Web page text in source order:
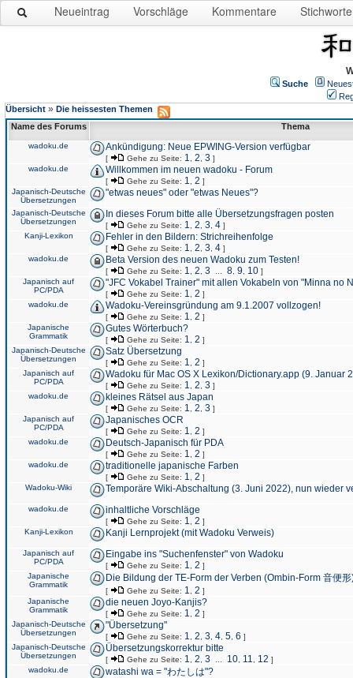
Neueintrag Vorschläge Kommentare Stichworte
Suche
Übersicht » Die heissesten Themen
Name des Forums
Thema
wadoku.de Ankündigung: Neue EPWING-Version verfügbar
[ Gehe zu Seite: 1 2 3 ]
wadoku.de
Willkommen im neuen wadoku - Forum
[ Gehe zu Seite: 1 2 ]
Japanisch-Deutsche
Übersetzungen
"etwas neues" oder "etwas Neues"?
Japanisch-Deutsche
Übersetzungen
In dieses Forum bitte alle Übersetzungsfragen posten
[ Gehe zu Seite: 1 2 3 4 ]
Kanji-Lexikon
Fehler in den Bildern: Strichreihenfolge
[ Gehe zu Seite: 1 2 3 4 ]
wadoku.de
Beta Version des neuen Wadoku zum Testen!
[ Gehe zu Seite: 1 2 3 8 9 10 ]
Japanisch auf
PC/PDA
"JFC Vokabel Trainer" mit allen Vokabeln von "Minna no
[ Gehe zu Seite: 1 2 ]
wadoku.de
Wadoku-Vereinsgründung am 9.1.2007 vollzogen!
[ Gehe zu Seite: 1 2 ]
Japanische
Grammatik
Gutes Wörterbuch?
[ Gehe zu Seite: 1 2 ]
Japanisch-Deutsche
Übersetzungen
Satz Übersetzung
[ Gehe zu Seite: 1 2 ]
Japanisch auf
PC/PDA
Wadoku für Mac OS X Lexikon/Dictionary.app (9. Januar
[ Gehe zu Seite: 1 2 3 ]
wadoku.de
kleines Rätsel aus Japan
[ Gehe zu Seite: 1 2 3 ]
Japanisch auf
PC/PDA
Japanisches OCR
[ Gehe zu Seite: 1 2 ]
wadoku.de
Deutsch-Japanisch für PDA
[ Gehe zu Seite: 1 2 ]
wadoku.de
traditionelle japanische Farben
[ Gehe zu Seite: 1 2 ]
Wadoku-Wiki
Temporäre Wiki-Abschaltung (3. Juni 2022), nun wieder
wadoku.de inhaltliche Vorschläge
[ Gehe zu Seite: 1 2 ]
Kanji-Lexikon
Kanji Lernprojekt (mit Wadoku Verweis)
Japanisch auf
PC/PDA
Eingabe ins "Suchenfenster" von Wadoku
[ Gehe zu Seite: 1 2 ]
Japanische
Grammatik
Die Bildung der TE-Form der Verben (Ombin-Form 音便形
[ Gehe zu Seite: 1 2 ]
Japanische
Grammatik
die neuen Joyo-Kanjis?
[ Gehe zu Seite: 1 2 ]
Japanisch-Deutsche
Übersetzungen
"Übersetzung"
[ Gehe zu Seite: 1 2 3 4 5 6 ]
Japanisch-Deutsche
Übersetzungen
Übersetzungskorrektur bitte
[ Gehe zu Seite: 1 2 3 10 11 12 ]
wadoku.de
watashi wa = "わたしは"?